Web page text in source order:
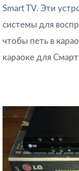
Smart TV. Эти
системы для
чтобы петь в
караоке для